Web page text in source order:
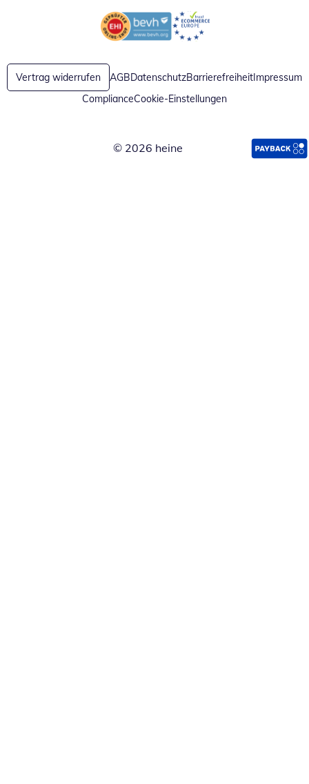
Öffnet in neuem FensterÖffnet in neuem Fenster
Vertrag widerrufen AGBDatenschutzBarrierefreiheitImpressum
ComplianceCookie-Einstellungen
© 2026 heine